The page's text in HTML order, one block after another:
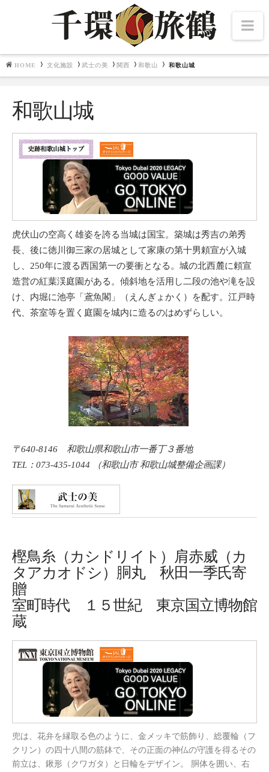
北海道・東北
関東
関西
千夜千冊
畿内七道
東博百選
HOME 文化施設 武士の美 関西 和歌山 和歌山城
和歌山城
虎伏山の空高く雄姿を誇る当城は国宝。築城は秀吉の弟秀
長、後に徳川御三家の居城として家康の第十男頼宣が入城
し、250年に渡る西国第一の要衝となる。城の北西麓に頼宣
造営の紅葉渓庭園がある。傾斜地を活用し二段の池や滝を設
け、内堀に池亭「鳶魚閣」（えんぎょかく）を配す。江戸時
代、茶室等を置く庭園を城内に造るのはめずらしい。
〒640-8146 和歌山県和歌山市一番丁３番地
TEL：073-435-1044 （和歌山市 和歌山城整備企画課）
樫鳥糸（カシドリイト）肩赤威（カ
タアカオドシ）胴丸 秋田一季氏寄
贈
室町時代 １５世紀 東京国立博物館
蔵
兜は、花弁を縁取る色のように、金メッキで筋飾り、総覆輪（フ
クリン）の四十八間の筋鉢で、その正面の神仏の守護を得るその
前立は、鍬形（クワガタ）と日輪をデザイン。 胴体を囲い、右